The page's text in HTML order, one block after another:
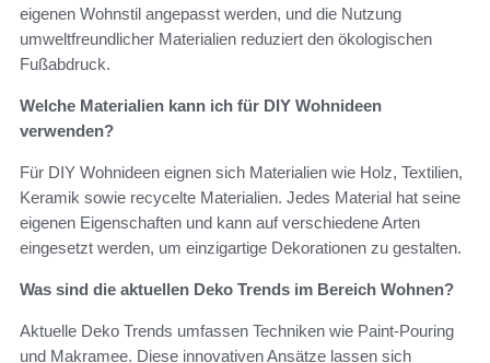
eigenen Wohnstil angepasst werden, und die Nutzung
umweltfreundlicher Materialien reduziert den ökologischen
Fußabdruck.
Welche Materialien kann ich für DIY Wohnideen
verwenden?
Für DIY Wohnideen eignen sich Materialien wie Holz, Textilien,
Keramik sowie recycelte Materialien. Jedes Material hat seine
eigenen Eigenschaften und kann auf verschiedene Arten
eingesetzt werden, um einzigartige Dekorationen zu gestalten.
Was sind die aktuellen Deko Trends im Bereich Wohnen?
Aktuelle Deko Trends umfassen Techniken wie Paint-Pouring
und Makramee. Diese innovativen Ansätze lassen sich